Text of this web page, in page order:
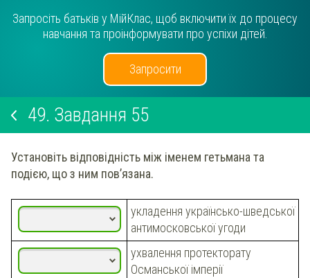
Запросіть батьків у МійКлас, щоб включити їх до процесу
навчання та проінформувати про успіхи дітей.
Запросити
49. Завдання 55
Установіть відповідність між іменем гетьмана та
подією, що з ним пов’язана.
укладення українсько-шведської
антимосковської угоди
ухвалення протекторату
Османської імперії